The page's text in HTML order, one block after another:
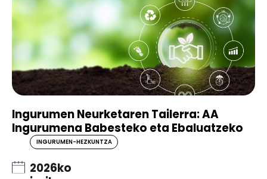
Ingurumen Neurketaren Tailerra: AA
Ingurumena Babesteko eta Ebaluatzeko
INGURUMEN-HEZKUNTZA
2026ko